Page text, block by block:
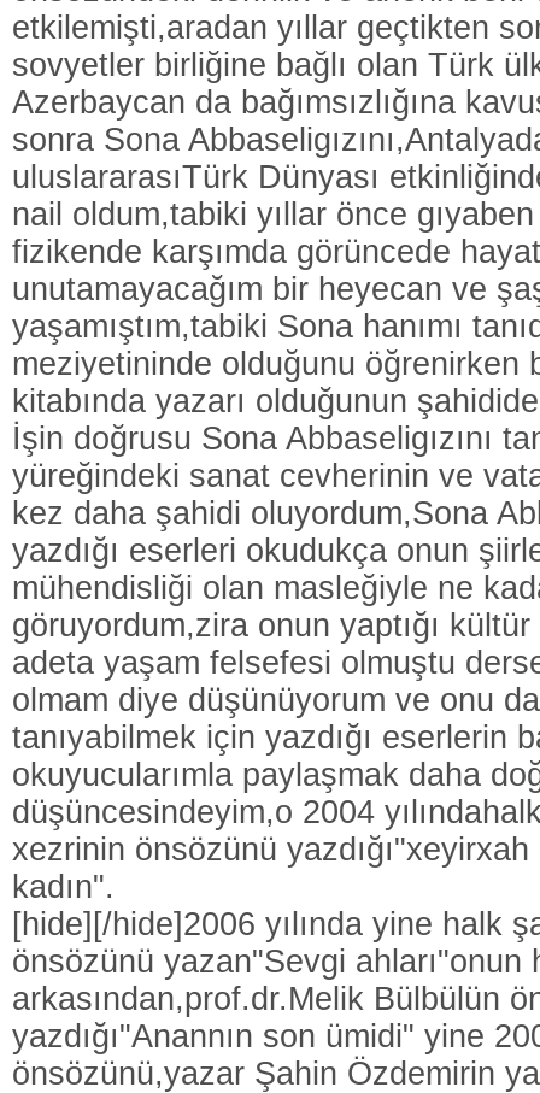
etkilemişti,aradan yıllar geçtikten
sovyetler birliğine bağlı olan Türk
Azerbaycan da bağımsızlığına
sonra Sona
uluslararasıTürk Dünyası
nail oldum,tabiki yıllar önce gıyaben
fizikende karşımda görüncede
unutamayacağım bir heyecan ve
yaşamıştım,tabiki Sona hanımı
meziyetininde olduğunu öğrenirken
kitabında yazarı olduğunun
İşin doğrusu Sona Abbaseligızını
yüreğindeki sanat cevherinin ve
kez daha şahidi oluyordum,Sona
yazdığı eserleri okudukça onun
mühendisliği olan masleğiyle ne
göruyordum,zira onun yaptığı
adeta yaşam felsefesi olmuştu
olmam diye düşünüyorum ve onu
tanıyabilmek için yazdığı eserlerin
okuyucularımla paylaşmak daha
düşüncesindeyim,o 2004
xezrinin önsözünü
kadın".
[hide][/hide]2006 yılında yine halk
önsözünü yazan"Sevgi ahları"onun
arkasından,prof.dr.Melik Bülbülün
yazdığı"Anannın son ümidi" yine
önsözünü,yazar Şahin Özdemirin